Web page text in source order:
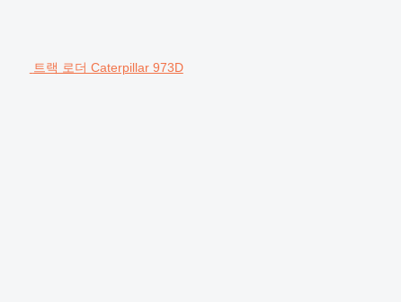
트랙 로더 Caterpillar 973D